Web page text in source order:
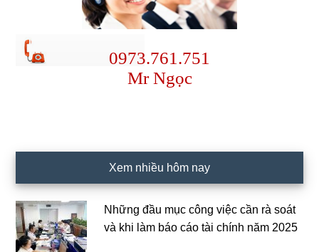
0973.761.751
Mr Ngọc
Xem nhiều hôm nay
Những đầu mục công việc cần rà soát
và khi làm báo cáo tài chính năm 2025